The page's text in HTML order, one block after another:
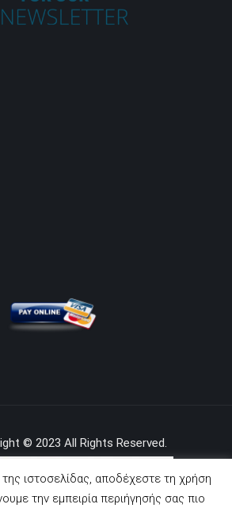
© 2023 All Rights Reserved.
ιστοσελίδας, αποδέχεστε τη χρήση
την εμπειρία περιήγησής σας πιο